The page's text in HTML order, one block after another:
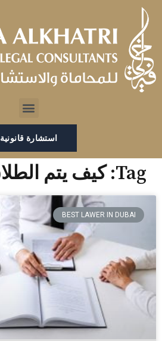
تخطي
المحتوى
Menu
استشارة قانونية
Tag: كيف يتم الطلاق بالتراضي
BEST LAWER IN DUBAI